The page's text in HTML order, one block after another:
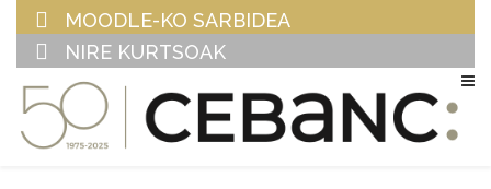
MOODLE-KO SARBIDEA
NIRE KURTSOAK